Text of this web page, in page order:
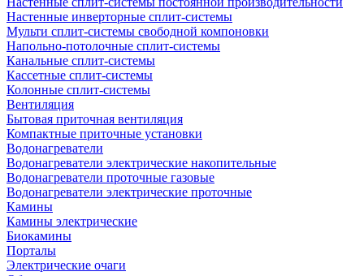
Настенные инверторные сплит-системы
Мульти сплит-системы свободной компоновки
Напольно-потолочные сплит-системы
Канальные сплит-системы
Кассетные сплит-системы
Колонные сплит-системы
Вентиляция
Бытовая приточная вентиляция
Компактные приточные установки
Водонагреватели
Водонагреватели электрические накопительные
Водонагреватели проточные газовые
Водонагреватели электрические проточные
Камины
Камины электрические
Биокамины
Порталы
Электрические очаги